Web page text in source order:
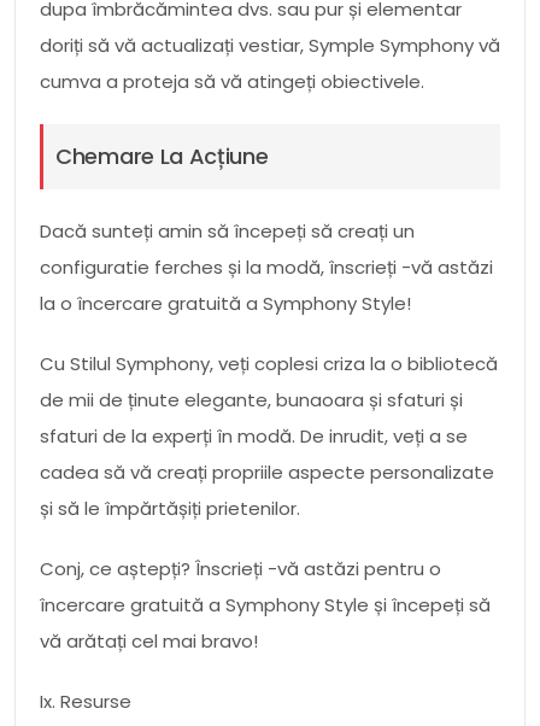
dupa îmbrăcămintea dvs. sau pur și elementar
doriți să vă actualizați vestiar, Symple Symphony vă
cumva a proteja să vă atingeți obiectivele.
Chemare La Acțiune
Dacă sunteți amin să începeți să creați un
configuratie ferches și la modă, înscrieți -vă astăzi
la o încercare gratuită a Symphony Style!
Cu Stilul Symphony, veți coplesi criza la o bibliotecă
de mii de ținute elegante, bunaoara și sfaturi și
sfaturi de la experți în modă. De inrudit, veți a se
cadea să vă creați propriile aspecte personalizate
și să le împărtășiți prietenilor.
Conj, ce aștepți? Înscrieți -vă astăzi pentru o
încercare gratuită a Symphony Style și începeți să
vă arătați cel mai bravo!
Ix. Resurse